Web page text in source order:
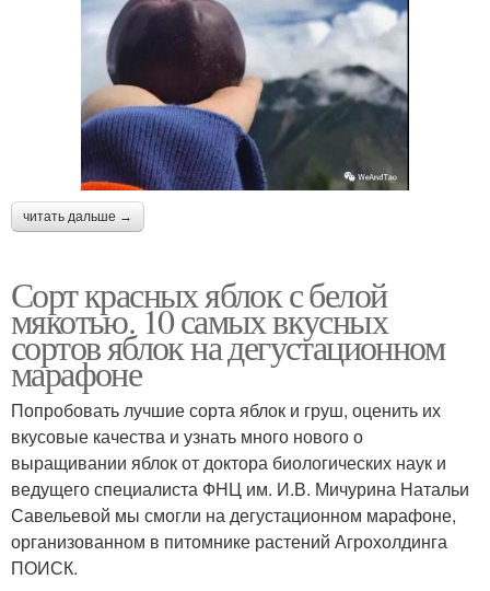
читать дальше →
Сорт красных яблок с белой
мякотью. 10 самых вкусных
сортов яблок на дегустационном
марафоне
Попробовать лучшие сорта яблок и груш, оценить их
вкусовые качества и узнать много нового о
выращивании яблок от доктора биологических наук и
ведущего специалиста ФНЦ им. И.В. Мичурина Натальи
Савельевой мы смогли на дегустационном марафоне,
организованном в питомнике растений Агрохолдинга
ПОИСК.